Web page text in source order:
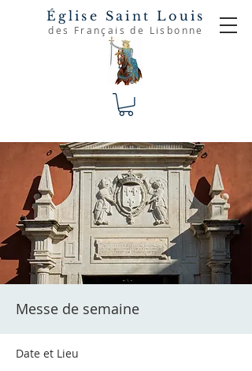
Église Saint Louis
des Français de Lisbonne
Messe de semaine
Date et Lieu